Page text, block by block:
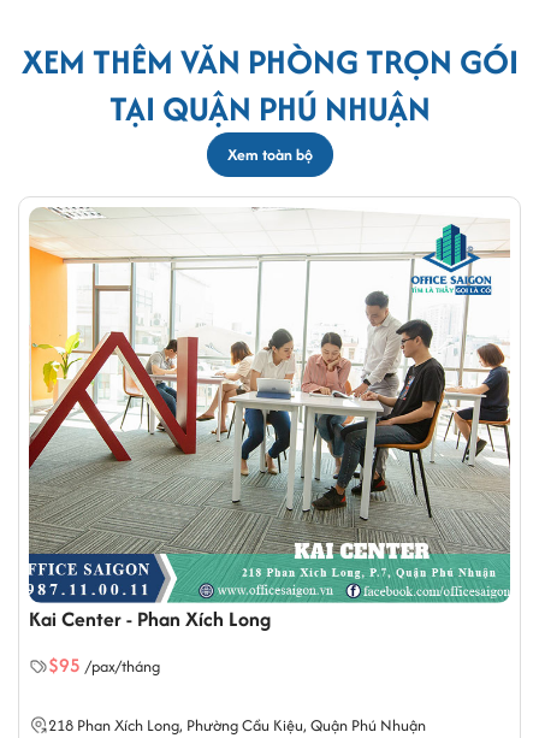
Phòng làm việc riêng tại Replus Huỳnh Văn Bánh
Dịch vụ văn phòng ảo tại Replus: Các doanh nghiệp có
thể thuê văn phòng có địa chỉ đắc địa để đăng ký kinh
doanh với giá cực kỳ ưu đãi chỉ từ 295k/tháng tại đơn vị
cho thuê văn phòng ảo uy tín tại Replus.
XEM THÊM VĂN PHÒNG TRỌN GÓI
TẠI QUẬN PHÚ NHUẬN
Xem toàn bộ
Kai Center - Phan Xích Long
$95/pax/tháng
218 Phan Xích Long, Phường Cầu Kiệu, Quận Phú Nhuận